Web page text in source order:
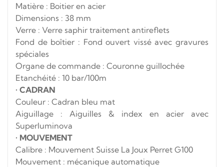
Matière : Boitier en acier
Dimensions : 38 mm
Verre : Verre saphir traitement antireflets
Fond de boîtier : Fond ouvert vissé avec gravures
spéciales
Organe de commande : Couronne guillochée
Etanchéité : 10 bar/100m
• CADRAN
Couleur : Cadran bleu mat
Aiguillage : Aiguilles & index en acier avec
Superluminova
• MOUVEMENT
Calibre : Mouvement Suisse La Joux Perret G100
Mouvement : mécanique automatique